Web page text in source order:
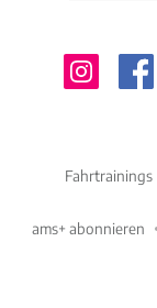
Fahrtrainings
ams+ abonnieren